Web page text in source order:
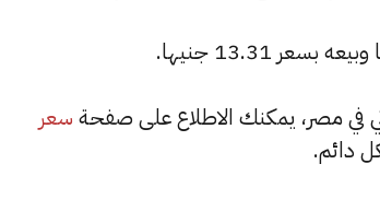
سعر
دائم.